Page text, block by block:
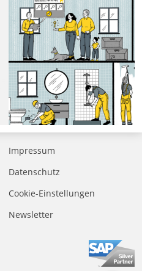
Impressum
Datenschutz
Cookie-Einstellungen
Newsletter